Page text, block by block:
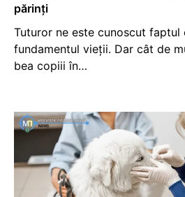
părinți
Tuturor ne este cunoscut faptul
fundamentul vieții. Dar cât de
bea copiii în…